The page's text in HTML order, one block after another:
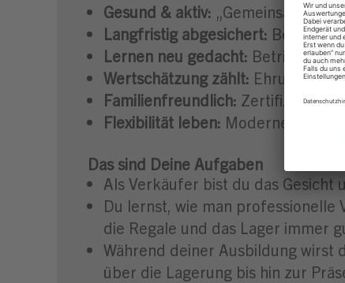
Gesund & aktiv: „Gemeinsam
Langfristig abgesichert:
Lernen neu gedacht:
Wertschätzung zählt: Ehrung der
Familienfreundlich: Zertifiziert
Flexibilität leben: Moderne
Das sind Deine Aufgaben
Als Verkäufer bist du das
Du lernst, wie man
die Regale und das Lager immer
Während deiner Ausbildung wirst
über die Lagerung bis hin zur